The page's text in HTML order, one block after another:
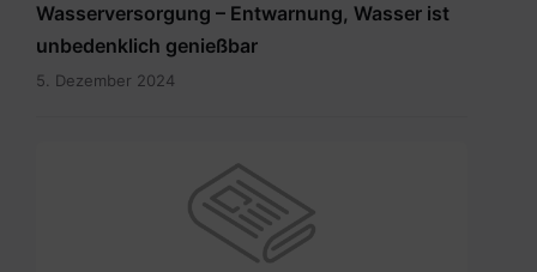
Wasserversorgung – Entwarnung, Wasser ist
unbedenklich genießbar
5. Dezember 2024